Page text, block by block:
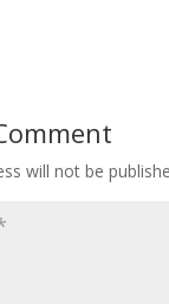
will not be